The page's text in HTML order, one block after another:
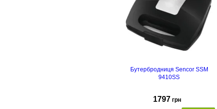
Бутербродниця Sencor SSM
9410SS
1797 грн